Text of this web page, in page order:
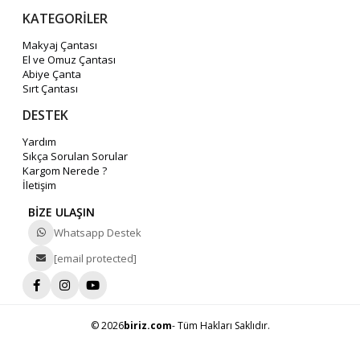
KATEGORİLER
Makyaj Çantası
El ve Omuz Çantası
Abiye Çanta
Sırt Çantası
DESTEK
Yardım
Sıkça Sorulan Sorular
Kargom Nerede ?
İletişim
BİZE ULAŞIN
Whatsapp Destek
[email protected]
© 2026biriz.com- Tüm Hakları Saklıdır.